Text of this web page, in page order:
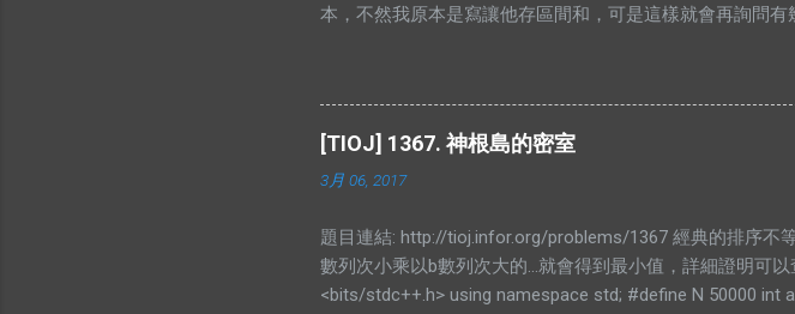
本，不然我原本是寫讓他存區間和，可是這樣就會再詢問
孩的值囉，不過仔細想想就會發現區間和根本沒用，所以
#define ALL(x) (x).begin(), (x).end() #define PB push_back
#define SS second const int N = 1000000 + 5; struct bian{
pos<a.pos; } }; vector<pair<int,bian>> E; class SegTree{
l, int r){ if(arr[id].cnt) arr[id].len = r - l; ...
[TIOJ] 1367. 神根島的密室
3月 06, 2017
題目連結: http://tioj.infor.org/problems/1367 經典的排序不
數列次小乘以b數列次大的...就會得到最小值，詳細證明可
<bits/stdc++.h> using namespace std; #define N 50000 int